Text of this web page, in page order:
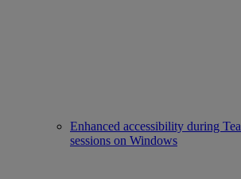
Enhanced accessibility during
sessions on Windows